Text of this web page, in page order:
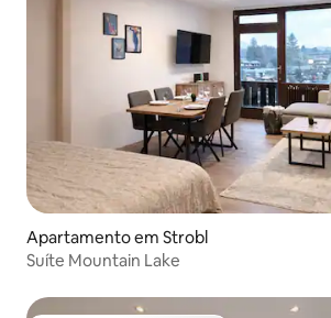
Apartamento em Strobl
Suíte Mountain Lake